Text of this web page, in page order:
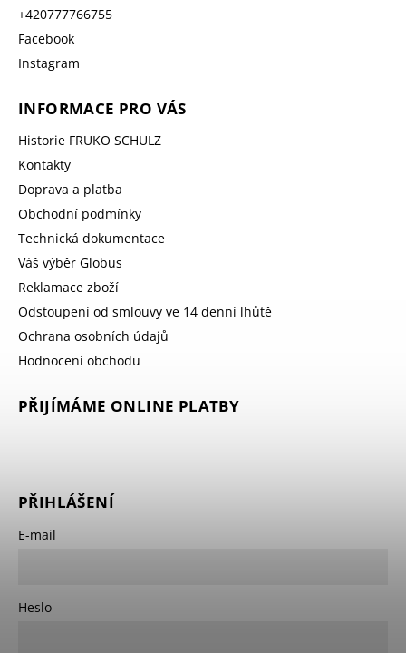
+420777766755
Facebook
Instagram
INFORMACE PRO VÁS
Historie FRUKO SCHULZ
Kontakty
Doprava a platba
Obchodní podmínky
Technická dokumentace
Váš výběr Globus
Reklamace zboží
Odstoupení od smlouvy ve 14 denní lhůtě
Ochrana osobních údajů
Hodnocení obchodu
PŘIJÍMÁME ONLINE PLATBY
PŘIHLÁŠENÍ
E-mail
Heslo